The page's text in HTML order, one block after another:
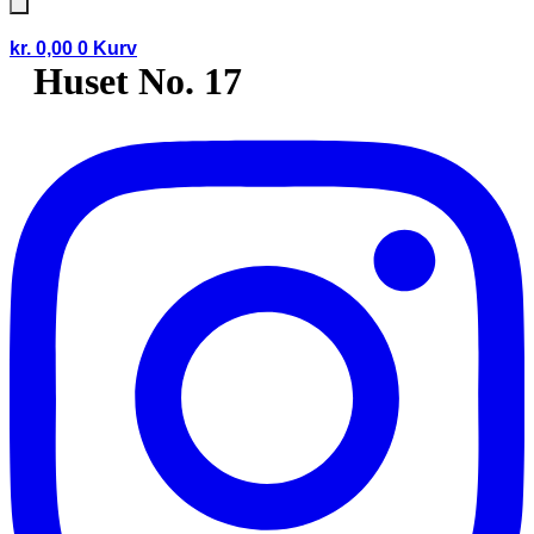
kr. 0,00 0 Kurv
Huset No. 17